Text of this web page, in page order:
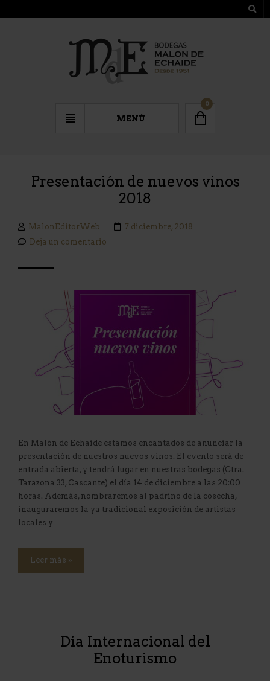
MENÚ
0
Presentación de nuevos vinos
2018
MalonEditorWeb
7 diciembre, 2018
Deja un comentario
En Malón de Echaide estamos encantados de anunciar la
presentación de nuestros nuevos vinos. El evento será de
entrada abierta, y tendrá lugar en nuestras bodegas (Ctra.
Tarazona 33, Cascante) el día 14 de diciembre a las 20:00
horas. Además, nombraremos al padrino de la cosecha,
inauguraremos la ya tradicional exposición de artistas
locales y
Leer más »
Dia Internacional del
Enoturismo